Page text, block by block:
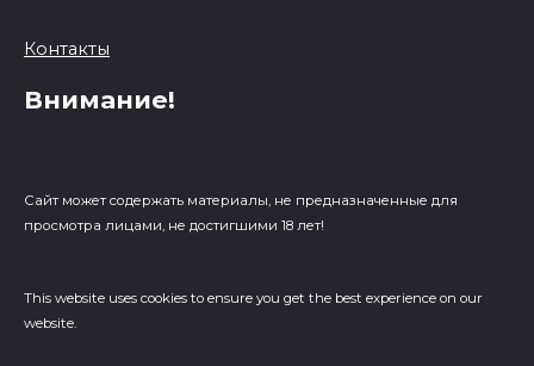
Контакты
Внимание!
Сайт может содержать материалы, не предназначенные для
просмотра лицами, не достигшими 18 лет!
This website uses cookies to ensure you get the best experience on our
website.